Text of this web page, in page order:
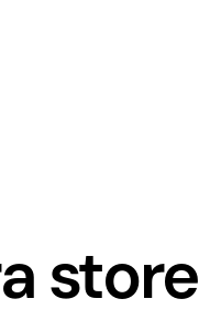
store